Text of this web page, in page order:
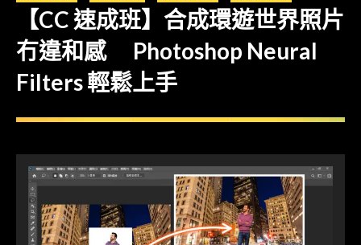
【CC 速成班】合成環遊世界照片
冇違和感 Photoshop Neural
Filters 輕鬆上手